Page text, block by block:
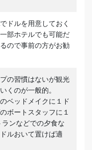
ドルを用意しておく
部ホテルでも可能だ
ので事前の方がお勧
の習慣はないが観光
くのが一般的。
ベッドメイクに１ド
ボートスタッフに１
ンなどでの夕食な
ルおいて置けば適